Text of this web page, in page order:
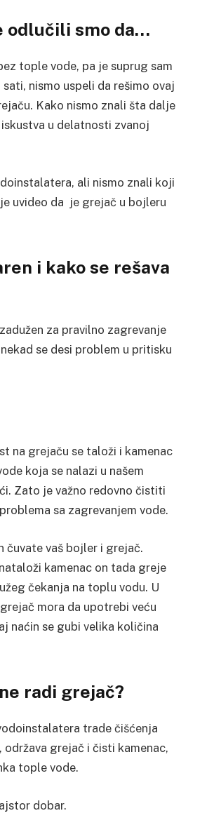
odlučili smo da…
tople vode, pa je suprug sam
nismo uspeli da rešimo ovaj
Kako nismo znali šta dalje
u delatnosti zvanoj
ali nismo znali koji
uvideo da je grejač u bojleru
i kako se rešava
za pravilno zagrevanje
se desi problem u pritisku
na grejaču se taloži i kamenac
koja se nalazi u našem
Zato je važno redovno čistiti
sa zagrevanjem vode.
čuvate vaš bojler i grejač.
kamenac on tada greje
čekanja na toplu vodu. U
mora da upotrebi veću
naćin se gubi velika količina
radi grejač?
trade čišćenja
grejač i čisti kamenac,
tople vode.
dobar.